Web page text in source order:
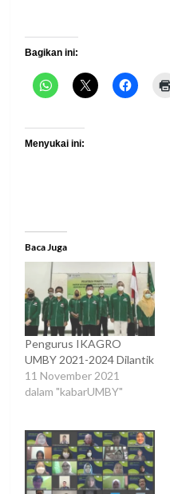
Bagikan ini:
Menyukai ini:
Baca Juga
Pengurus IKAGRO
UMBY 2021-2024 Dilantik
11 November 2021
dalam "kabarUMBY"